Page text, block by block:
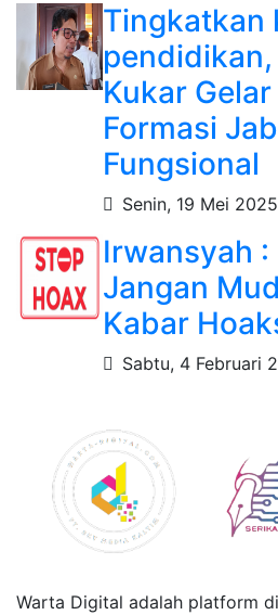
Tingkatkan
Kukar
Formasi
Fungsional
Senin, 19 Mei 2025
Irwansyah
Jangan
Kabar
Sabtu, 4 Februari
Warta Digital adalah platform